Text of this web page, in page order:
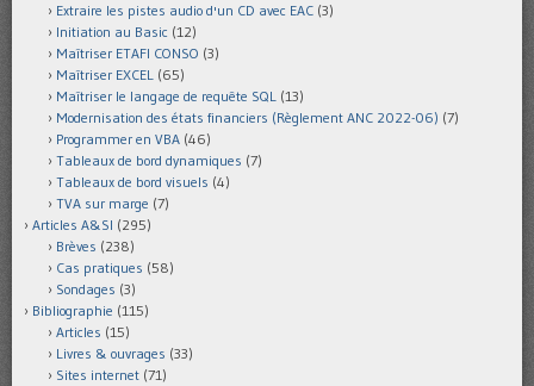
Extraire les pistes audio d'un CD avec EAC (3)
Initiation au Basic (12)
Maîtriser ETAFI CONSO (3)
Maîtriser EXCEL (65)
Maîtriser le langage de requête SQL (13)
Modernisation des états financiers (Règlement ANC 2022-06) (7)
Programmer en VBA (46)
Tableaux de bord dynamiques (7)
Tableaux de bord visuels (4)
TVA sur marge (7)
Articles A&SI (295)
Brèves (238)
Cas pratiques (58)
Sondages (3)
Bibliographie (115)
Articles (15)
Livres & ouvrages (33)
Sites internet (71)